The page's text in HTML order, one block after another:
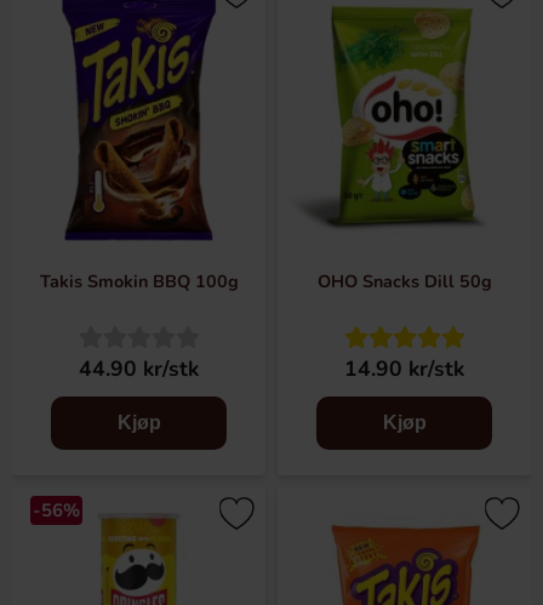
Takis Smokin BBQ 100g
44.90 kr/stk
Kjøp
OHO Snacks Dill 50g
14.90 kr/stk
Kjøp
-56%